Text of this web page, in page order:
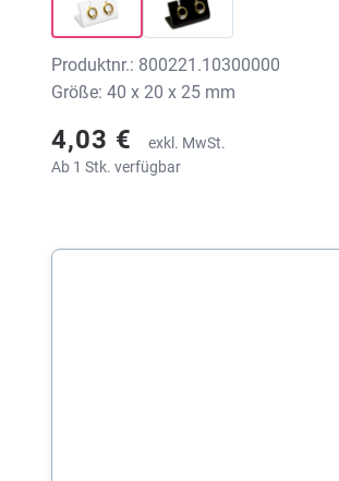
Produktnr.: 800221.10300000
Größe: 40 x 20 x 25 mm
4,03 €
exkl. MwSt.
Ab 1 Stk. verfügbar